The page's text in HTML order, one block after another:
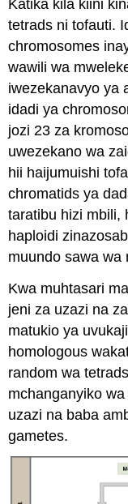
Katika kila kiini
tetrads ni tofauti.
chromosomes
wawili wa
iwezekanavyo ya
idadi ya
jozi 23 za
uwezekano wa
hii haijumuishi
chromatids ya
taratibu hizi mbili,
haploidi
muundo sawa wa
Kwa muhtasari
jeni za uzazi na
matukio ya
homologous
random wa
mchanganyiko
uzazi na baba
gametes.